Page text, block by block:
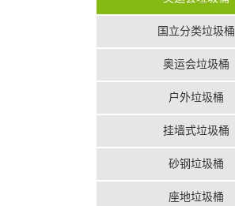
国立分类垃圾桶
奥运会垃圾桶
户外垃圾桶
挂墙式垃圾桶
砂钢垃圾桶
座地垃圾桶